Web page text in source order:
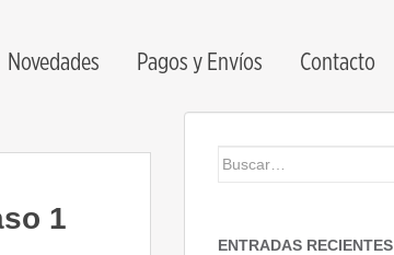
Novedades Pagos y Envíos Contacto
1
Buscar:
ENTRADAS RECIENTES